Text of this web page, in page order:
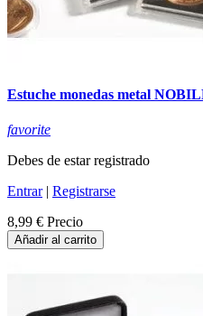
Estuche monedas metal
favorite
Debes de estar registrado
Entrar| Registrarse
8,99 € Precio
Añadir al carrito